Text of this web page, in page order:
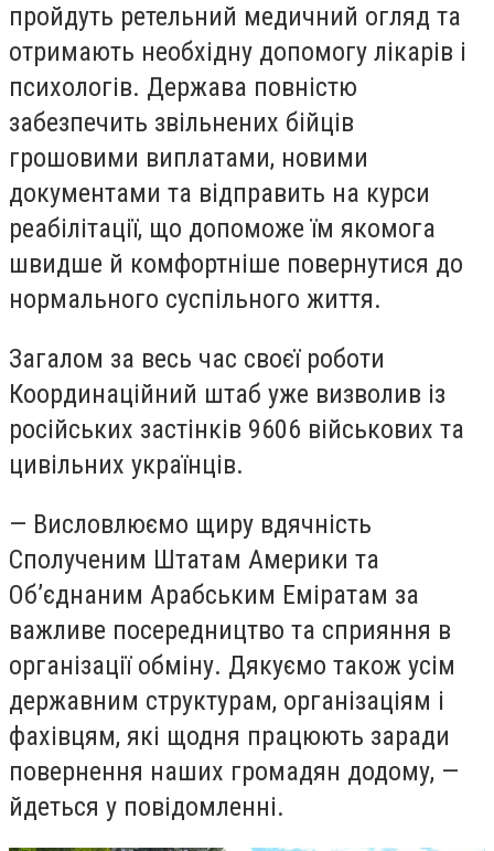
пройдуть ретельний медичний огляд та
отримають необхідну допомогу лікарів і
психологів. Держава повністю
забезпечить звільнених бійців
грошовими виплатами, новими
документами та відправить на курси
реабілітації, що допоможе їм якомога
швидше й комфортніше повернутися до
нормального суспільного життя.
Загалом за весь час своєї роботи
Координаційний штаб уже визволив із
російських застінків 9606 військових та
цивільних українців.
— Висловлюємо щиру вдячність
Сполученим Штатам Америки та
Об’єднаним Арабським Еміратам за
важливе посередництво та сприяння в
організації обміну. Дякуємо також усім
державним структурам, організаціям і
фахівцям, які щодня працюють заради
повернення наших громадян додому, —
йдеться у повідомленні.